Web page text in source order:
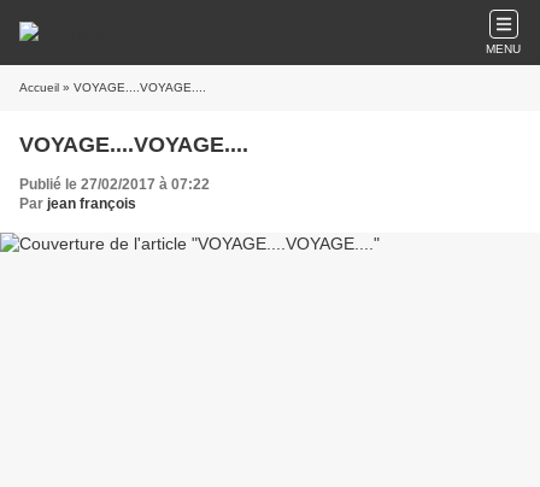
MENU
Accueil » VOYAGE....VOYAGE....
VOYAGE....VOYAGE....
Publié le 27/02/2017 à 07:22
Par jean françois